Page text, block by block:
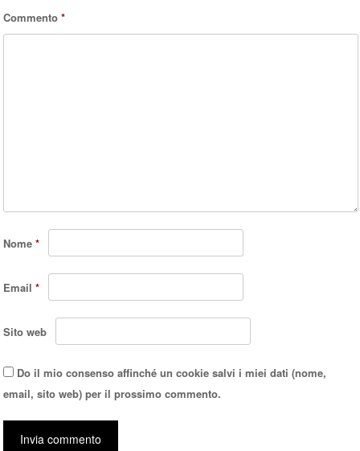
Commento*
Nome*
Email*
Sito web
Do il mio consenso affinché un cookie salvi i miei dati (nome,
email, sito web) per il prossimo commento.